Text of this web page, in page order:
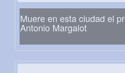
Muere en esta ciudad el
Antonio Margalot